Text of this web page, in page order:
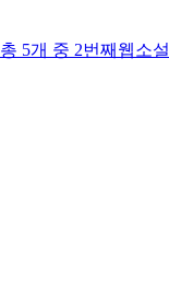
총 5개 중 2번째 웹소설